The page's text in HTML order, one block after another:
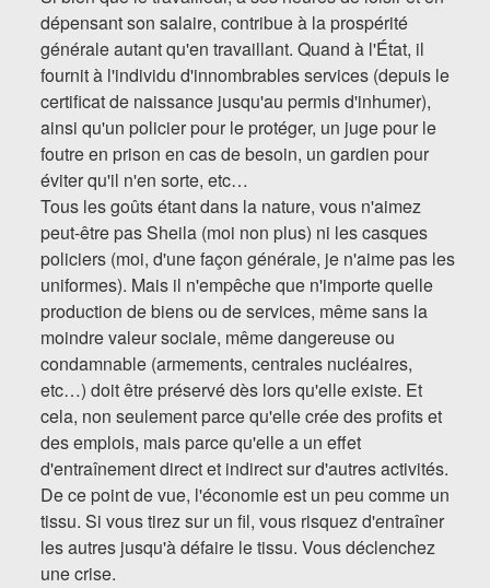
dépensant son salaire, contribue à la prospérité
générale autant qu'en travaillant. Quand à l'État, il
fournit à l'individu d'innombrables services (depuis le
certificat de naissance jusqu'au permis d'inhumer),
ainsi qu'un policier pour le protéger, un juge pour le
foutre en prison en cas de besoin, un gardien pour
éviter qu'il n'en sorte, etc…
Tous les goûts étant dans la nature, vous n'aimez
peut-être pas Sheila (moi non plus) ni les casques
policiers (moi, d'une façon générale, je n'aime pas les
uniformes). Mais il n'empêche que n'importe quelle
production de biens ou de services, même sans la
moindre valeur sociale, même dangereuse ou
condamnable (armements, centrales nucléaires,
etc…) doit être préservé dès lors qu'elle existe. Et
cela, non seulement parce qu'elle crée des profits et
des emplois, mais parce qu'elle a un effet
d'entraînement direct et indirect sur d'autres activités.
De ce point de vue, l'économie est un peu comme un
tissu. Si vous tirez sur un fil, vous risquez d'entraîner
les autres jusqu'à défaire le tissu. Vous déclenchez
une crise.